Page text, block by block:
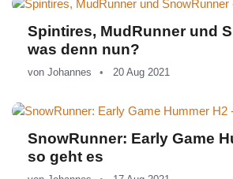
Spintires, MudRunner und
was denn nun?
von Johannes 20 Aug 2021
SnowRunner: Early Game
so geht es